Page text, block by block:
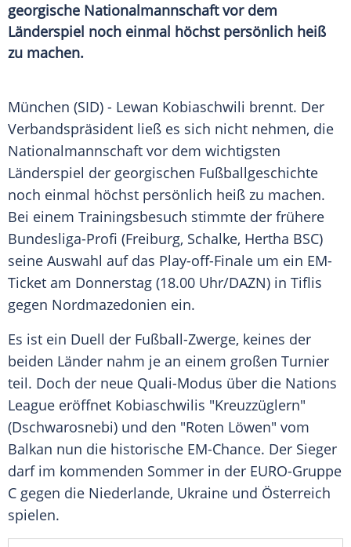
georgische Nationalmannschaft vor dem
Länderspiel noch einmal höchst persönlich heiß
zu machen.
München (SID) - Lewan Kobiaschwili brennt. Der
Verbandspräsident ließ es sich nicht nehmen, die
Nationalmannschaft vor dem wichtigsten
Länderspiel der georgischen Fußballgeschichte
noch einmal höchst persönlich heiß zu machen.
Bei einem Trainingsbesuch stimmte der frühere
Bundesliga-Profi (Freiburg, Schalke, Hertha BSC)
seine Auswahl auf das Play-off-Finale um ein EM-
Ticket am Donnerstag (18.00 Uhr/DAZN) in Tiflis
gegen Nordmazedonien ein.
Es ist ein Duell der Fußball-Zwerge, keines der
beiden Länder nahm je an einem großen Turnier
teil. Doch der neue Quali-Modus über die Nations
League eröffnet Kobiaschwilis "Kreuzzüglern"
(Dschwarosnebi) und den "Roten Löwen" vom
Balkan nun die historische EM-Chance. Der Sieger
darf im kommenden Sommer in der EURO-Gruppe
C gegen die Niederlande, Ukraine und Österreich
spielen.